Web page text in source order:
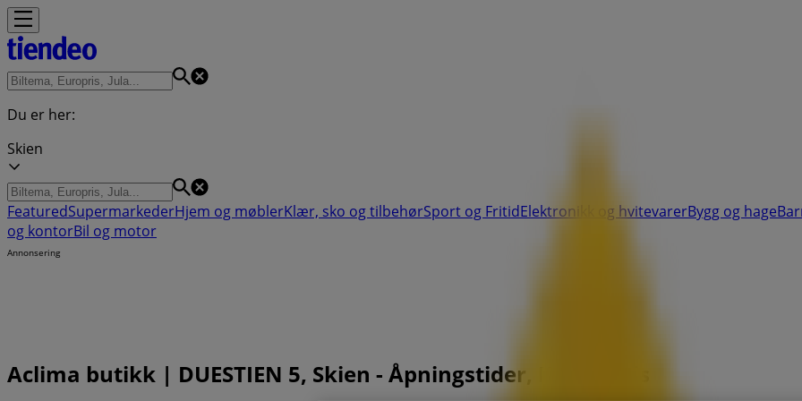
Du er her:
Skien
FeaturedSupermarkederHjem og møblerKlær, sko og tilbehørSport og FritidElektronikk og hvitevarerBygg og hage
og kontorBil og motor
Annonsering
Aclima butikk | DUESTIEN 5, Skien - Åpningstider, Kundeavis